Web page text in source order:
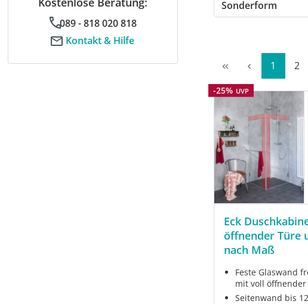
089 - 818 020 818
Kontakt & Hilfe
Sonderform
Seite
1 2
Rabatt
-25% UVP
Eck
öffnender Türe
nach Maß
Feste Glaswand
mit voll öffnender
Seitenwand bis